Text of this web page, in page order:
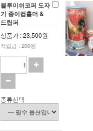
블루이쉬코퍼 도자
기 종이컵홀더 &
드립퍼
상품가 : 23,500원
적립금 : 200원
종류선택